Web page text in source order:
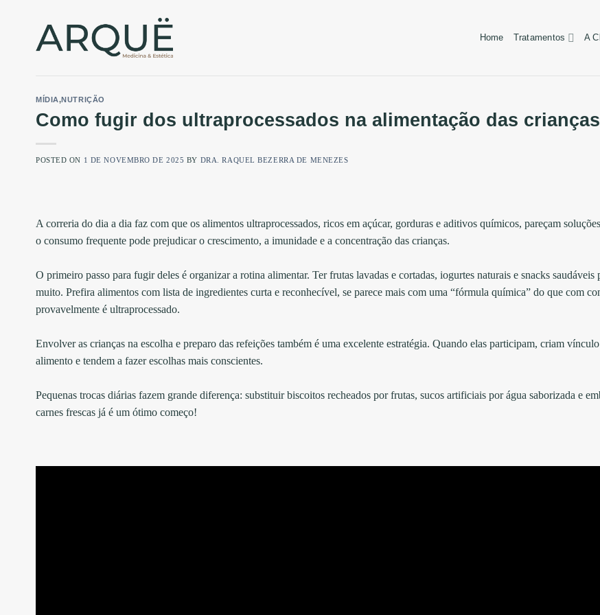
Home Tratamentos A
MÍDIA,NUTRIÇÃO
Como fugir dos ultraprocessados na alimentação das
POSTED ON 1 DE NOVEMBRO DE 2025 BY DRA. RAQUEL BEZERRA DE MENEZES
A correria do dia a dia faz com que os alimentos ultraprocessados, ricos em açúcar, gorduras e aditivos químicos, pareçam
o consumo frequente pode prejudicar o crescimento, a imunidade e a concentração das crianças.
O primeiro passo para fugir deles é organizar a rotina alimentar. Ter frutas lavadas e cortadas, iogurtes naturais e snacks saudáveis
muito. Prefira alimentos com lista de ingredientes curta e reconhecível, se parece mais com uma “fórmula química” do que com
provavelmente é ultraprocessado.
Envolver as crianças na escolha e preparo das refeições também é uma excelente estratégia. Quando elas participam, criam
alimento e tendem a fazer escolhas mais conscientes.
Pequenas trocas diárias fazem grande diferença: substituir biscoitos recheados por frutas, sucos artificiais por água saborizada e
carnes frescas já é um ótimo começo!